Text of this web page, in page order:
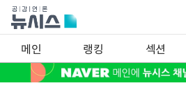
메인 랭킹 섹션